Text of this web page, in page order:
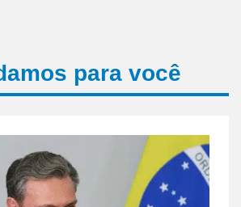
para você